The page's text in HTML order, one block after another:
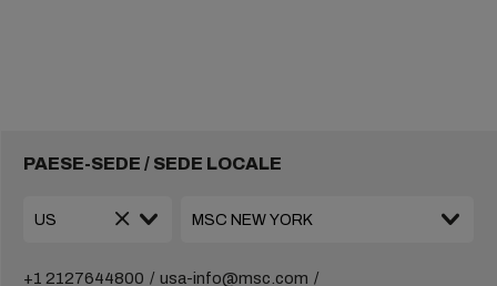
PAESE-SEDE / SEDE LOCALE
+1 2127644800 usa-info@msc.com